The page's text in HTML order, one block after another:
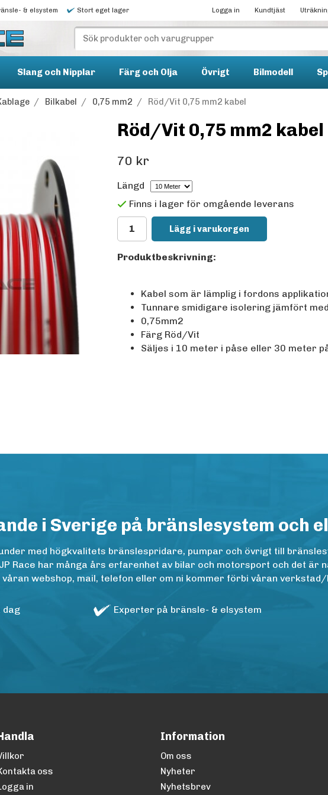
& elsystem Stort eget lager Logga in Kundtjäst
Slang och Nipplar Färg och Olja Övrigt Bilmodell
/ Bilkabel / 0,75 mm2 / Röd/Vit 0,75 mm2 kabel
Röd/Vit 0,75 mm2 kabel
70 kr
Längd
Finns i lager för omgående leverans
Lägg i varukorgen
Produktbeskrivning:
Kabel som är lämplig i fordons
Tunnare smidigare isolering jämfört
0,75mm2
Färg Röd/Vit
Säljes i 10 meter i påse eller 30 meter
i Sverige på bränslesystem och
med högkvalitets bränslespridare, pumpar och övrigt till
Race har många års erfarenhet av bilar och motorsport och det är
webshop, mail, telefon eller om ni kommer förbi våran
dag Experter på bränsle- & elsystem
oss
in
Information
Om oss
Nyheter
Nyhetsbrev